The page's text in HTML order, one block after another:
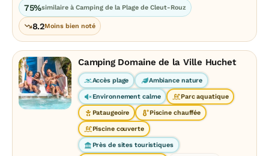
75%similaire à Camping de la Plage de Cleut-Rouz
8.2Moins bien noté
Camping Domaine de la Ville Huchet
Accès plage Ambiance nature
Environnement calme Parc aquatique
Pataugeoire Piscine chauffée
Piscine couverte
Près de sites touristiques